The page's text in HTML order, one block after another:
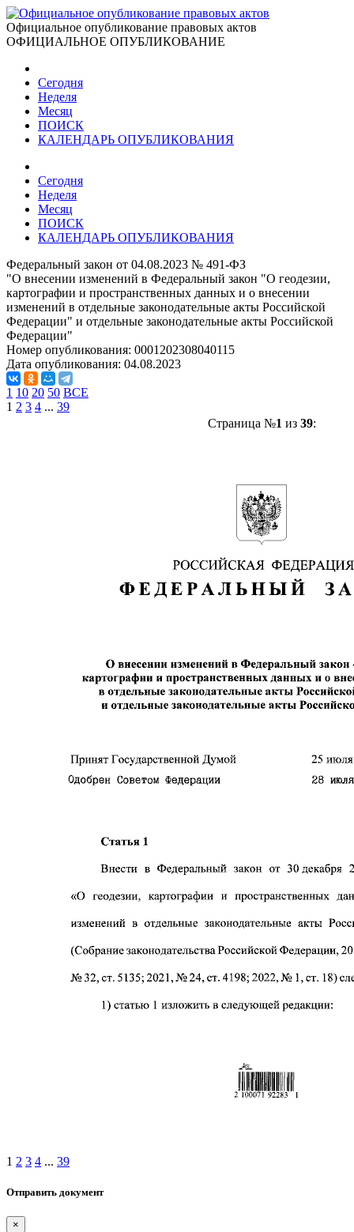
Официальное опубликование правовых актов
ОФИЦИАЛЬНОЕ ОПУБЛИКОВАНИЕ
Сегодня
Неделя
Месяц
ПОИСК
КАЛЕНДАРЬ ОПУБЛИКОВАНИЯ
Сегодня
Неделя
Месяц
ПОИСК
КАЛЕНДАРЬ ОПУБЛИКОВАНИЯ
Федеральный закон от 04.08.2023 № 491-ФЗ
"О внесении изменений в Федеральный закон "О геодезии,
картографии и пространственных данных и о внесении
изменений в отдельные законодательные акты Российской
Федерации" и отдельные законодательные акты Российской
Федерации"
Номер опубликования: 0001202308040115
Дата опубликования: 04.08.2023
1 10 20 50 ВСЕ
1 2 3 4 ... 39
Страница №1 из 39:
1 2 3 4 ... 39
Отправить документ
×